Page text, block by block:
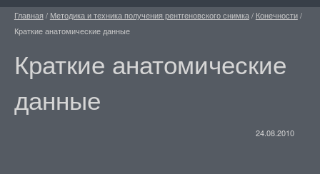
Главная / Методика и техника получения рентгеновского снимка/ Конечности/
Краткие анатомические данные
Краткие анатомические
данные
24.08.2010